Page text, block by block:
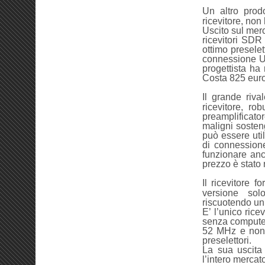
Un altro
ricevitore,
Uscito sul
ricevitori
ottimo
connessione
progettista ha
Costa 825
Il grande
ricevitore,
maligni
può essere
di
funzionare
prezzo è stato
Il ricevitore
versione
riscuotendo
E’ l’unico
senza
52 MHz e
preselettori.
La sua
l’intero